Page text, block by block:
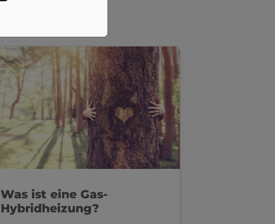
Was ist eine Gas-
Hybridheizung?